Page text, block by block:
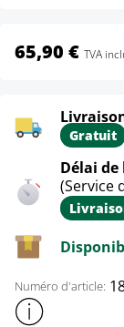
65,90 € TVA
Gratuit
Délai
(Service
Numéro d'article:
Afficher plus